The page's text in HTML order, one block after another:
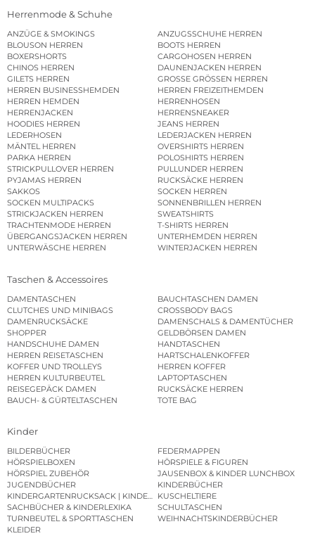
Herrenmode & Schuhe
ANZÜGE & SMOKINGS
ANZUGSSCHUHE HERREN
BLOUSON HERREN
BOOTS HERREN
BOXERSHORTS
CARGOHOSEN HERREN
CHINOS HERREN
DAUNENJACKEN HERREN
GILETS HERREN
GROSSE GRÖSSEN HERREN
HERREN BUSINESSHEMDEN
HERREN FREIZEITHEMDEN
HERREN HEMDEN
HERRENHOSEN
HERRENJACKEN
HERRENSNEAKER
HOODIES HERREN
JEANS HERREN
LEDERHOSEN
LEDERJACKEN HERREN
MÄNTEL HERREN
OVERSHIRTS HERREN
PARKA HERREN
POLOSHIRTS HERREN
STRICKPULLOVER HERREN
PULLUNDER HERREN
PYJAMAS HERREN
RUCKSÄCKE HERREN
SAKKOS
SOCKEN HERREN
SOCKEN MULTIPACKS
SONNENBRILLEN HERREN
STRICKJACKEN HERREN
SWEATSHIRTS
TRACHTENMODE HERREN
T-SHIRTS HERREN
ÜBERGANGSJACKEN HERREN
UNTERHEMDEN HERREN
UNTERWÄSCHE HERREN
WINTERJACKEN HERREN
Taschen & Accessoires
DAMENTASCHEN
BAUCHTASCHEN DAMEN
CLUTCHES UND MINIBAGS
CROSSBODY BAGS
DAMENRUCKSÄCKE
DAMENSCHALS & DAMENTÜCHER
SHOPPER
GELDBÖRSEN DAMEN
HANDSCHUHE DAMEN
HANDTASCHEN
HERREN REISETASCHEN
HARTSCHALENKOFFER
KOFFER UND TROLLEYS
HERREN KOFFER
HERREN KULTURBEUTEL
LAPTOPTASCHEN
REISEGEPÄCK DAMEN
RUCKSÄCKE HERREN
BAUCH- & GÜRTELTASCHEN
TOTE BAG
Kinder
BILDERBÜCHER
FEDERMAPPEN
HÖRSPIELBOXEN
HÖRSPIELE & FIGUREN
HÖRSPIEL ZUBEHÖR
JAUSENBOX & KINDER LUNCHBOX
JUGENDBÜCHER
KINDERBÜCHER
KINDERGARTENRUCKSACK | KINDERGARTENBEUTEL
KUSCHELTIERE
SACHBÜCHER & KINDERLEXIKA
SCHULTASCHEN
TURNBEUTEL & SPORTTASCHEN
WEIHNACHTSKINDERBÜCHER
KLEIDER